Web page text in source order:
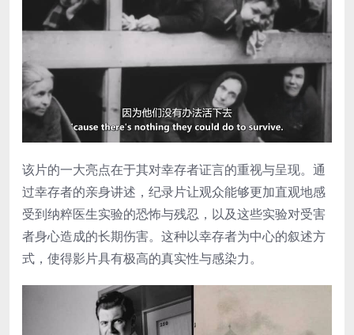
该片的一大亮点在于其对幸存者证言的重视与呈现。通
过幸存者的亲身讲述，纪录片让观众能够更加直观地感
受到纳粹医生实验的恐怖与残忍，以及这些实验对受害
者身心造成的长期伤害。这种以幸存者为中心的叙述方
式，使得影片具有极高的真实性与感染力。